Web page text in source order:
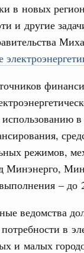
в новых
и другие
режимов,
Минэнерго,
–
ведомства
в
и малых
образование
и
–
период
Вчера
строительства
праздник
суббота
в сфере